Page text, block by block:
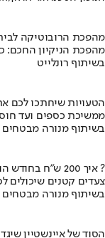
מהפכת הרובוטיקה
מהפכת הניקיון החכם:
בשיתוף רונלייט
הטעויות שיחתכו לכם
ממשיכת כספים ועד
בשיתוף מנורה מבטחים
איך 200 ש"ח בחודש הופכים ל140 אלף ?
צעדים קטנים שיכולים
בשיתוף מנורה מבטחים
הסוד של איינשטיין